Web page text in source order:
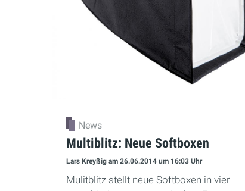
News
Multiblitz: Neue Softboxen
Lars Kreyßig am 26.06.2014 um 16:03 Uhr
Mulitblitz stellt neue Softboxen in vier